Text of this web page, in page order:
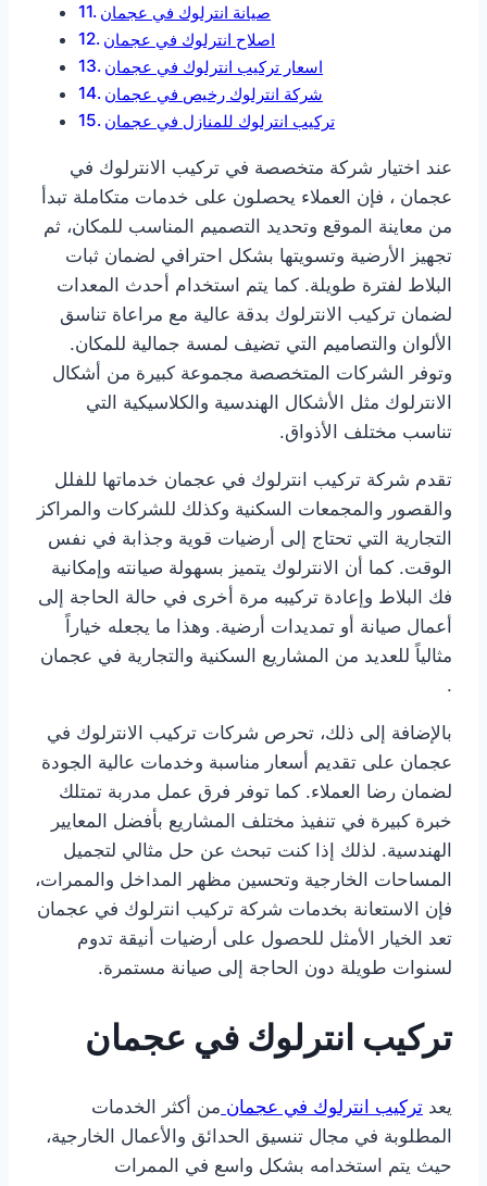
صيانة انترلوك في عجمان
اصلاح انترلوك في عجمان
اسعار تركيب انترلوك في عجمان
شركة انترلوك رخيص في عجمان
تركيب انترلوك للمنازل في عجمان
عند اختيار شركة متخصصة في تركيب الانترلوك في
عجمان ، فإن العملاء يحصلون على خدمات متكاملة تبدأ
من معاينة الموقع وتحديد التصميم المناسب للمكان، ثم
تجهيز الأرضية وتسويتها بشكل احترافي لضمان ثبات
البلاط لفترة طويلة. كما يتم استخدام أحدث المعدات
لضمان تركيب الانترلوك بدقة عالية مع مراعاة تناسق
الألوان والتصاميم التي تضيف لمسة جمالية للمكان.
وتوفر الشركات المتخصصة مجموعة كبيرة من أشكال
الانترلوك مثل الأشكال الهندسية والكلاسيكية التي
تناسب مختلف الأذواق.
تقدم شركة تركيب انترلوك في عجمان خدماتها للفلل
والقصور والمجمعات السكنية وكذلك للشركات والمراكز
التجارية التي تحتاج إلى أرضيات قوية وجذابة في نفس
الوقت. كما أن الانترلوك يتميز بسهولة صيانته وإمكانية
فك البلاط وإعادة تركيبه مرة أخرى في حالة الحاجة إلى
أعمال صيانة أو تمديدات أرضية. وهذا ما يجعله خياراً
مثالياً للعديد من المشاريع السكنية والتجارية في عجمان
.
بالإضافة إلى ذلك، تحرص شركات تركيب الانترلوك في
عجمان على تقديم أسعار مناسبة وخدمات عالية الجودة
لضمان رضا العملاء. كما توفر فرق عمل مدربة تمتلك
خبرة كبيرة في تنفيذ مختلف المشاريع بأفضل المعايير
الهندسية. لذلك إذا كنت تبحث عن حل مثالي لتجميل
المساحات الخارجية وتحسين مظهر المداخل والممرات،
فإن الاستعانة بخدمات شركة تركيب انترلوك في عجمان
تعد الخيار الأمثل للحصول على أرضيات أنيقة تدوم
لسنوات طويلة دون الحاجة إلى صيانة مستمرة.
تركيب انترلوك في عجمان
يعد تركيب انترلوك في عجمان من أكثر الخدمات
المطلوبة في مجال تنسيق الحدائق والأعمال الخارجية،
حيث يتم استخدامه بشكل واسع في الممرات